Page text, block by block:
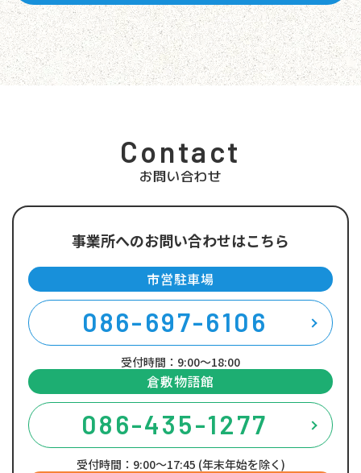
Contact
お問い合わせ
事業所へのお問い合わせはこちら
市営駐車場
086-697-6106
受付時間：9:00～18:00
倉敷物語館
086-435-1277
受付時間：9:00～17:45 (年末年始を除く)